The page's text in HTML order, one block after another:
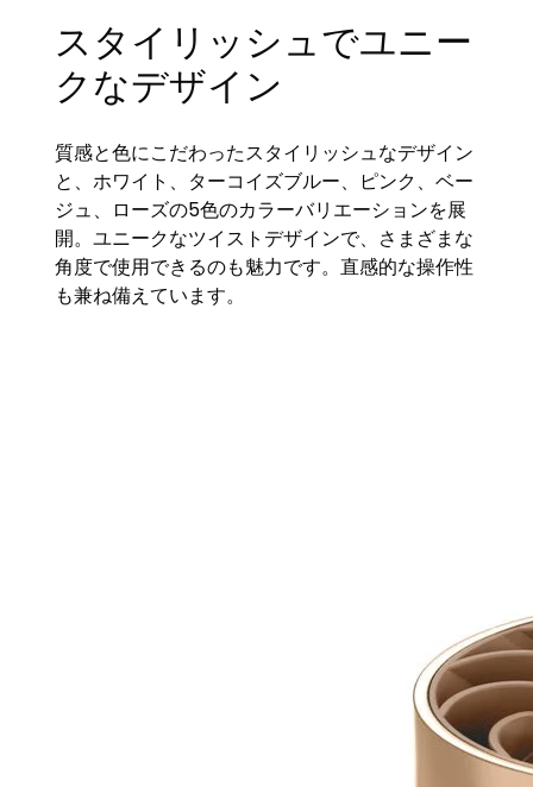
スタイリッシュでユニー
クなデザイン
質感と色にこだわったスタイリッシュなデザイン
と、ホワイト、ターコイズブルー、ピンク、ベー
ジュ、ローズの5色のカラーバリエーションを展
開。ユニークなツイストデザインで、さまざまな
角度で使用できるのも魅力です。直感的な操作性
も兼ね備えています。